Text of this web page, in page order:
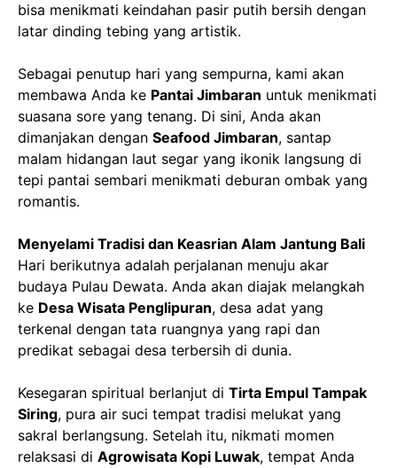
bisa menikmati keindahan pasir putih bersih dengan
latar dinding tebing yang artistik.
Sebagai penutup hari yang sempurna, kami akan
membawa Anda ke Pantai Jimbaran untuk menikmati
suasana sore yang tenang. Di sini, Anda akan
dimanjakan dengan Seafood Jimbaran, santap
malam hidangan laut segar yang ikonik langsung di
tepi pantai sembari menikmati deburan ombak yang
romantis.
Menyelami Tradisi dan Keasrian Alam Jantung Bali
Hari berikutnya adalah perjalanan menuju akar
budaya Pulau Dewata. Anda akan diajak melangkah
ke Desa Wisata Penglipuran, desa adat yang
terkenal dengan tata ruangnya yang rapi dan
predikat sebagai desa terbersih di dunia.
Kesegaran spiritual berlanjut di Tirta Empul Tampak
Siring, pura air suci tempat tradisi melukat yang
sakral berlangsung. Setelah itu, nikmati momen
relaksasi di Agrowisata Kopi Luwak, tempat Anda